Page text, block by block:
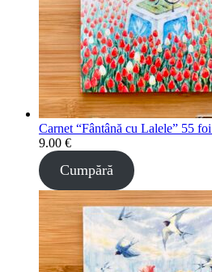
Carnet “Fântână cu Lalele” 55
9.00 €
Cumpără